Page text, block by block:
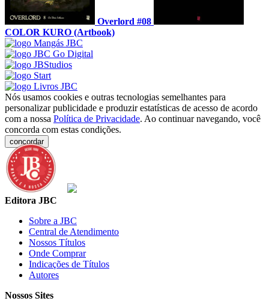
Overlord #08
COLOR KURO (Artbook)
Nós usamos cookies e outras tecnologias semelhantes para
personalizar publicidade e produzir estatísticas de acesso de acordo
com a nossa Política de Privacidade. Ao continuar navegando, você
concorda com estas condições.
concordar
Editora JBC
Sobre a JBC
Central de Atendimento
Nossos Títulos
Onde Comprar
Indicações de Títulos
Autores
Nossos Sites